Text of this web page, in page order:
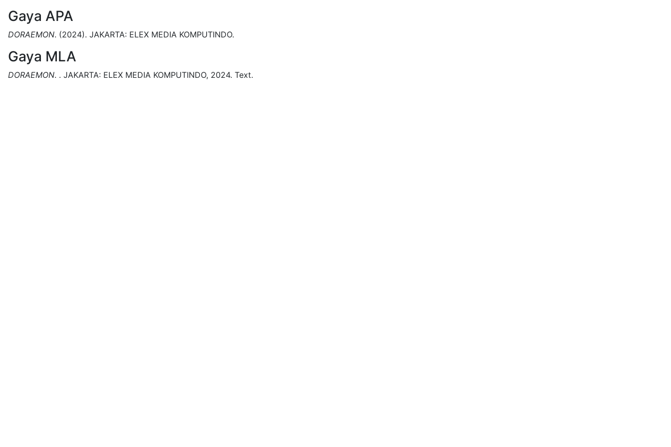
Gaya APA
DORAEMON. (2024). JAKARTA: ELEX MEDIA KOMPUTINDO.
Gaya MLA
DORAEMON. . JAKARTA: ELEX MEDIA KOMPUTINDO, 2024. Text.